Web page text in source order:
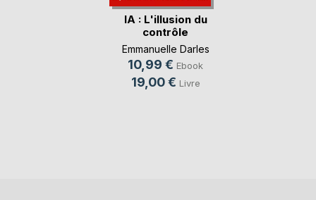
IA : L'illusion du
contrôle
Emmanuelle Darles
10,99 € Ebook
19,00 € Livre